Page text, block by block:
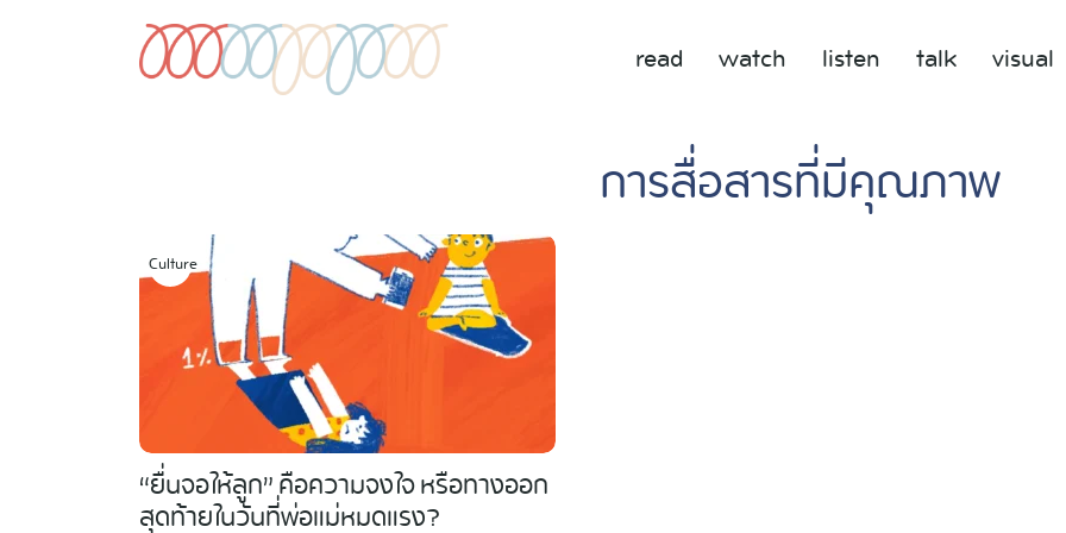
read watch listen talk visual
การสื่อสารที่มีคุณภาพ
Culture
“ยื่นจอให้ลูก” คือความจงใจ หรือทางออก
สุดท้ายในวันที่พ่อแม่หมดแรง?